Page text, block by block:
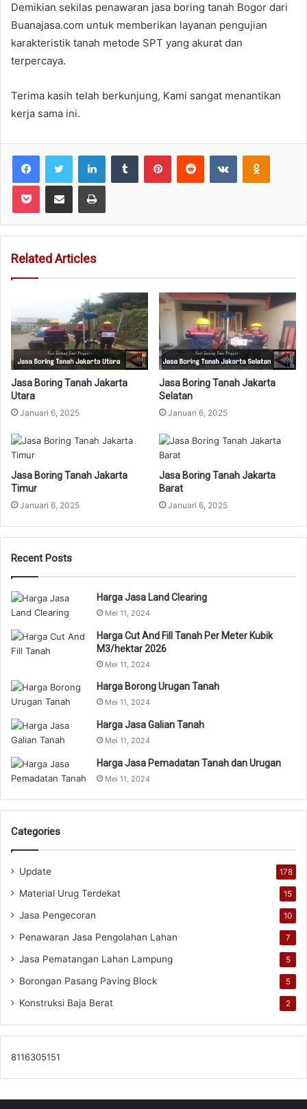
Demikian sekilas penawaran jasa boring tanah Bogor dari
Buanajasa.com untuk memberikan layanan pengujian
karakteristik tanah metode SPT yang akurat dan
terpercaya.
Terima kasih telah berkunjung, Kami sangat menantikan
kerja sama ini.
FacebookTwitter LinkedInTumblr PinterestReddit VKontakte
Pocket Share via Email Print
Related Articles
Jasa Boring Tanah Jakarta
Utara
Januari 6, 2025
Jasa Boring Tanah Jakarta
Selatan
Januari 6, 2025
Jasa Boring Tanah Jakarta
Timur
Januari 6, 2025
Jasa Boring Tanah Jakarta
Barat
Januari 6, 2025
Recent Posts
Harga Jasa Land Clearing
Mei 11, 2024
Harga Cut And Fill Tanah Per Meter Kubik
M3/hektar 2026
Mei 11, 2024
Harga Borong Urugan Tanah
Mei 11, 2024
Harga Jasa Galian Tanah
Mei 11, 2024
Harga Jasa Pemadatan Tanah dan Urugan
Mei 11, 2024
Categories
Update 178
Material Urug Terdekat 15
Jasa Pengecoran 10
Penawaran Jasa Pengolahan Lahan 7
Jasa Pematangan Lahan Lampung 5
Borongan Pasang Paving Block 5
Konstruksi Baja Berat 2
8116305151